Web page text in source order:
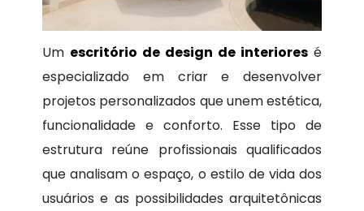
Um escritório de design de interioresé
especializado em criar e desenvolver
projetos personalizados que unem estética,
funcionalidade e conforto. Esse tipo de
estrutura reúne profissionais qualificados
que analisam o espaço, o estilo de vida dos
usuários e as possibilidades arquitetônicas